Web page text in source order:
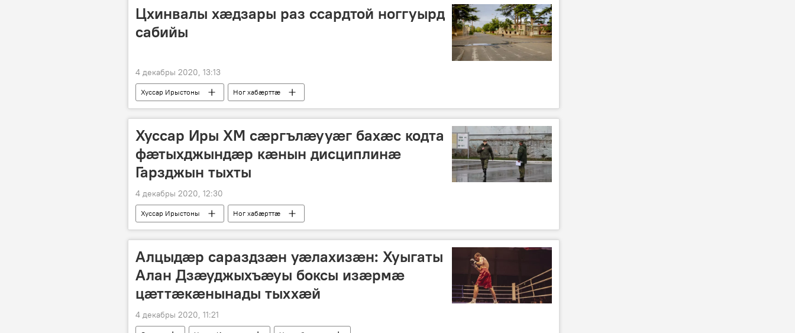
Цхинвалы хӕдзары раз ссардтой ноггуырд
сабийы
4 декабры 2020, 13:13
Хуссар Ирыстоны Ног хабӕрттӕ
Хуссар Иры ХМ сӕргълӕууӕг бахӕс кодта
фӕтыхджындӕр кӕнын дисциплинӕ
Гарзджын тыхты
4 декабры 2020, 12:30
Хуссар Ирыстоны Ног хабӕрттӕ
Алцыдӕр сараздзӕн уӕлахизӕн: Хуыгаты
Алан Дзӕуджыхъӕуы боксы изӕрмӕ
цӕттӕкӕнынады тыххӕй
4 декабры 2020, 11:21